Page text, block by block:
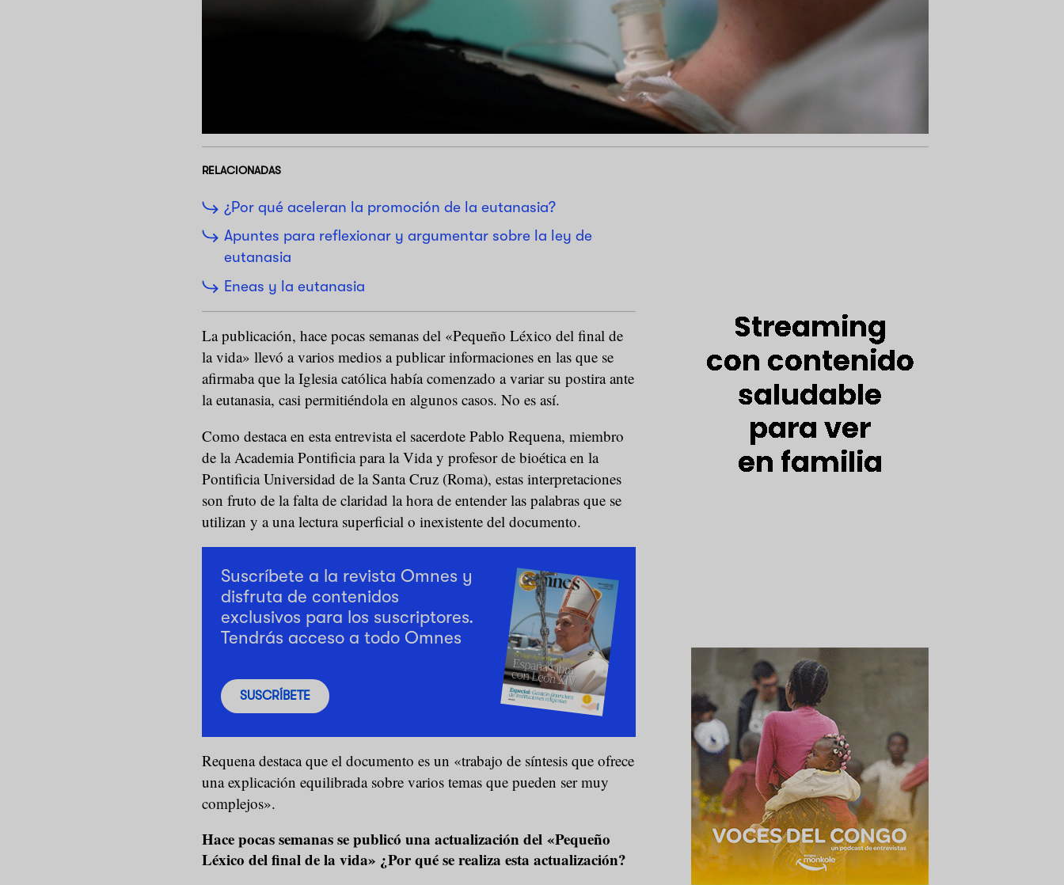
RELACIONADAS
¿Por qué aceleran la promoción de la eutanasia?
Apuntes para reflexionar y argumentar sobre la ley de
eutanasia
Eneas y la eutanasia
La publicación, hace pocas semanas del «Pequeño Léxico del final de
la vida» llevó a varios medios a publicar informaciones en las que se
afirmaba que la Iglesia católica había comenzado a variar su postira ante
la eutanasia, casi permitiéndola en algunos casos. No es así.
Como destaca en esta entrevista el sacerdote Pablo Requena, miembro
de la Academia Pontificia para la Vida y profesor de bioética en la
Pontificia Universidad de la Santa Cruz (Roma), estas interpretaciones
son fruto de la falta de claridad la hora de entender las palabras que se
utilizan y a una lectura superficial o inexistente del documento.
Suscríbete a la revista Omnes y
disfruta de contenidos
exclusivos para los suscriptores.
Tendrás acceso a todo Omnes
SUSCRÍBETE
Requena destaca que el documento es un «trabajo de síntesis que ofrece
una explicación equilibrada sobre varios temas que pueden ser muy
complejos».
Hace pocas semanas se publicó una actualización del «Pequeño
Léxico del final de la vida» ¿Por qué se realiza esta actualización?